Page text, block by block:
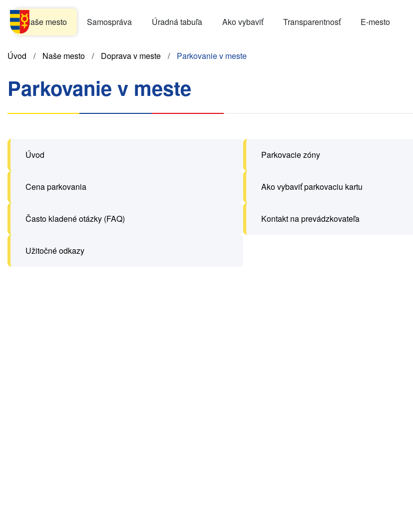
Skočiť
hlavný
Menu
SK
Naše mesto Samospráva Úradná tabuľa Ako vybaviť Transparentnosť E-mesto
Omrvinka
Úvod Naše mesto Doprava v meste Parkovanie v meste
Parkovanie v meste
Úvod Parkovacie zóny
Cena parkovania Ako vybaviť parkovaciu kartu
Často kladené otázky (FAQ) Kontakt na prevádzkovateľa
Užitočné odkazy